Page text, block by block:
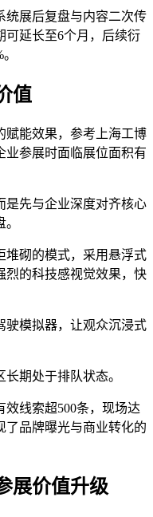
统展后复盘与内容二次传
可延长至6个月，后续衍
值
赋能效果，参考上海工博
业参展时面临展位面积有
是先与企业深度对齐核心
堆砌的模式，采用悬浮式
烈的科技感视觉效果，快
驶模拟器，让观众沉浸式
期处于排队状态。
线索超500条，现场达
了品牌曝光与商业转化的
展价值升级